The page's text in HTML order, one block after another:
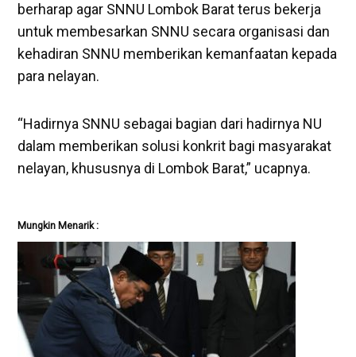
berharap agar SNNU Lombok Barat terus bekerja
untuk membesarkan SNNU secara organisasi dan
kehadiran SNNU memberikan kemanfaatan kepada
para nelayan.
“Hadirnya SNNU sebagai bagian dari hadirnya NU
dalam memberikan solusi konkrit bagi masyarakat
nelayan, khususnya di Lombok Barat,” ucapnya.
Mungkin Menarik :